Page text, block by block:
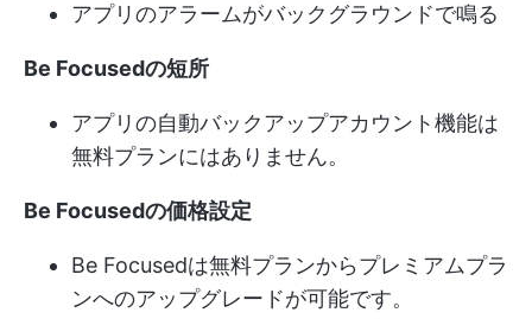
アプリのアラームがバックグラウンドで鳴る
Be Focusedの短所
アプリの自動バックアップアカウント機能は
無料プランにはありません。
Be Focusedの価格設定
Be Focusedは無料プランからプレミアムプラ
ンへのアップグレードが可能です。